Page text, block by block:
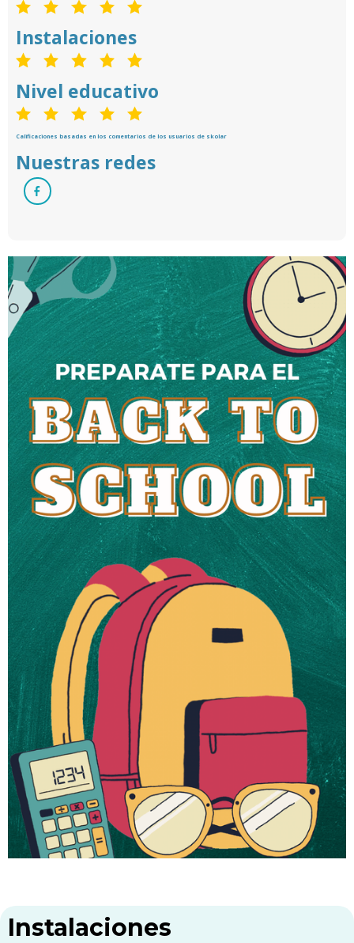
Instalaciones
Nivel educativo
Calificaciones basadas en los comentarios de los usuarios de skolar
Nuestras redes
Instalaciones